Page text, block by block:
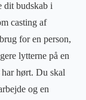
dit budskab i
casting af
for en person,
lytterne på en
hørt. Du skal
og en